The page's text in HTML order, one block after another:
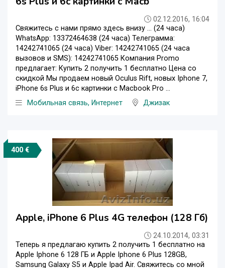
02.12.2016, 16:04
Свяжитесь с нами прямо здесь внизу ... (24 часа)
WhatsApp: 13372464638 (24 часа) Телеграмма:
14242741065 (24 часа) Viber: 14242741065 (24 часа
вызовов и SMS): 14242741065 Компания Promo
предлагает: Купить 2 получить 1 бесплатно Цена со
скидкой Мы продаем новый Oculus Rift, новых Iphone 7,
iPhone 6s Plus и 6с картинки с Macbook Pro ...
Мобильная связь, Интернет
Джизак
400 €
Apple, iPhone 6 Plus 4G телефон (128 Гб)
24.10.2014, 03:31
Теперь я предлагаю купить 2 получить 1 бесплатно на
Apple Iphone 6 128 ГБ и Apple Iphone 6 Plus 128GB,
Samsung Galaxy S5 и Apple Ipad Air. Свяжитесь со мной